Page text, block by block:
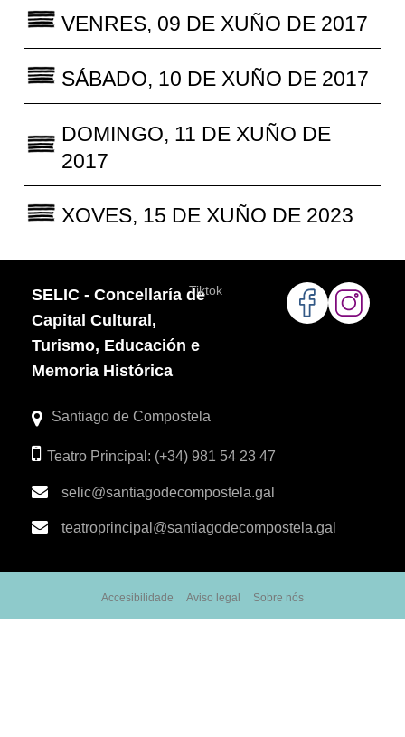
VENRES, 09 DE XUÑO DE 2017
SÁBADO, 10 DE XUÑO DE 2017
DOMINGO, 11 DE XUÑO DE
2017
XOVES, 15 DE XUÑO DE 2023
SELIC - Concellaría de
Capital Cultural,
Turismo, Educación e
Memoria Histórica
Tiktok
Santiago de Compostela
Teatro Principal: (+34) 981 54 23 47
selic@santiagodecompostela.gal
teatroprincipal@santiagodecompostela.gal
Accesibilidade Aviso legal Sobre nós